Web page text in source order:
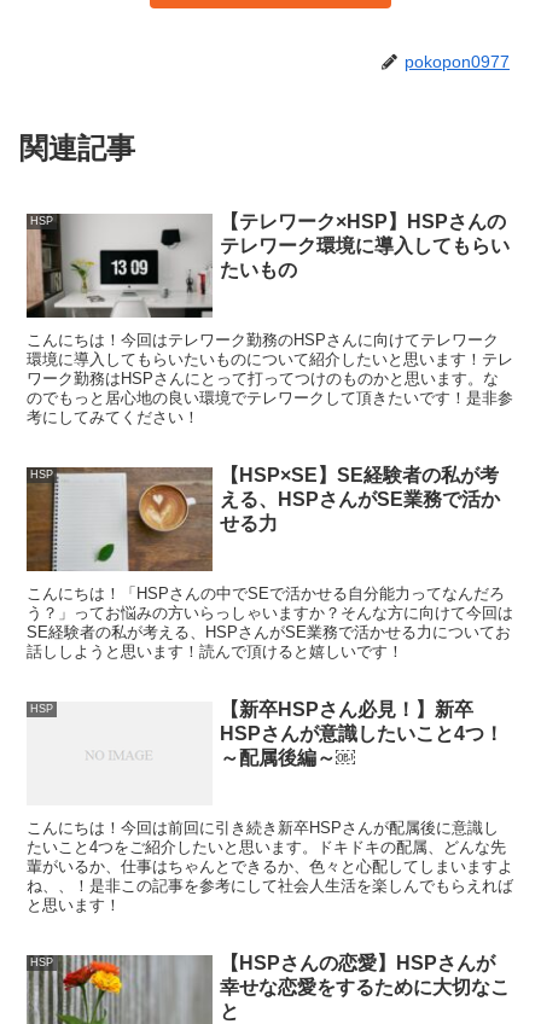
pokopon0977
関連記事
HSP
【テレワーク×HSP】HSPさんの
テレワーク環境に導入してもらい
たいもの
こんにちは！今回はテレワーク勤務のHSPさんに向けてテレワーク
環境に導入してもらいたいものについて紹介したいと思います！テレ
ワーク勤務はHSPさんにとって打ってつけのものかと思います。な
のでもっと居心地の良い環境でテレワークして頂きたいです！是非参
考にしてみてください！
HSP
【HSP×SE】SE経験者の私が考
える、HSPさんがSE業務で活か
せる力
こんにちは！「HSPさんの中でSEで活かせる自分能力ってなんだろ
う？」ってお悩みの方いらっしゃいますか？そんな方に向けて今回は
SE経験者の私が考える、HSPさんがSE業務で活かせる力についてお
話ししようと思います！読んで頂けると嬉しいです！
HSP
【新卒HSPさん必見！】新卒
HSPさんが意識したいこと4つ！
～配属後編～￼
こんにちは！今回は前回に引き続き新卒HSPさんが配属後に意識し
たいこと4つをご紹介したいと思います。ドキドキの配属、どんな先
輩がいるか、仕事はちゃんとできるか、色々と心配してしまいますよ
ね、、！是非この記事を参考にして社会人生活を楽しんでもらえれば
と思います！
HSP
【HSPさんの恋愛】HSPさんが
幸せな恋愛をするために大切なこ
と